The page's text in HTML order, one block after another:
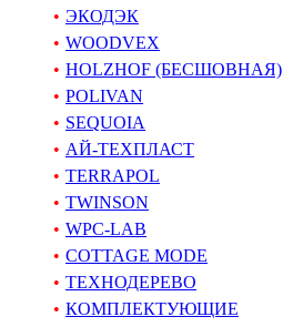
ЭКОДЭК
WOODVEX
HOLZHOF (БЕСШОВНАЯ)
POLIVAN
SEQUOIA
АЙ-ТЕХПЛАСТ
TERRAPOL
TWINSON
WPC-LAB
COTTAGE MODE
ТЕХНОДЕРЕВО
КОМПЛЕКТУЮЩИЕ